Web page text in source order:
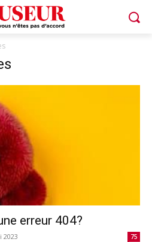
erreur 404?
2023 75